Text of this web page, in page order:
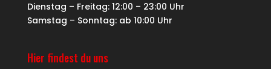
Dienstag – Freitag: 12:00 – 23:00 Uhr
Samstag – Sonntag: ab 10:00 Uhr
Hier findest du uns